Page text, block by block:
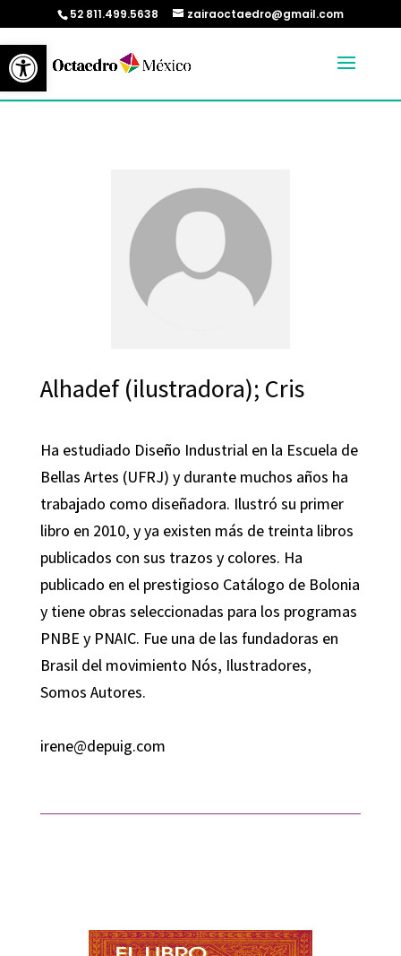
Abrir barra de herramientas
52 811.499.5638 zairaoctaedro@gmail.com
Alhadef (ilustradora); Cris
Ha estudiado Diseño Industrial en la Escuela de
Bellas Artes (UFRJ) y durante muchos años ha
trabajado como diseñadora. Ilustró su primer
libro en 2010, y ya existen más de treinta libros
publicados con sus trazos y colores. Ha
publicado en el prestigioso Catálogo de Bolonia
y tiene obras seleccionadas para los programas
PNBE y PNAIC. Fue una de las fundadoras en
Brasil del movimiento Nós, Ilustradores,
Somos Autores.
irene@depuig.com